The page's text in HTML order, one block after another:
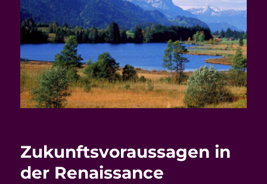
Zukunftsvoraussagen in
der Renaissance